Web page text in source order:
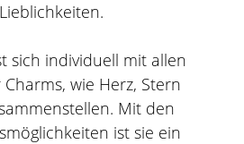
sich individuell mit allen
wie Herz, Stern
Mit den
ist sie ein